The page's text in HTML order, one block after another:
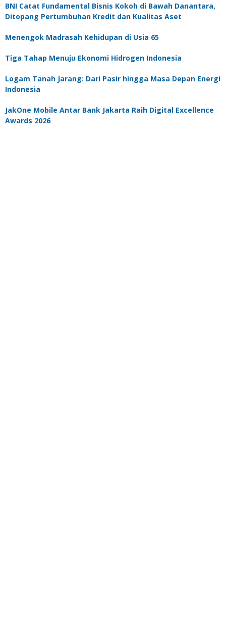
BNI Catat Fundamental Bisnis Kokoh di Bawah Danantara,
Ditopang Pertumbuhan Kredit dan Kualitas Aset
Menengok Madrasah Kehidupan di Usia 65
Tiga Tahap Menuju Ekonomi Hidrogen Indonesia
Logam Tanah Jarang: Dari Pasir hingga Masa Depan Energi
Indonesia
JakOne Mobile Antar Bank Jakarta Raih Digital Excellence
Awards 2026